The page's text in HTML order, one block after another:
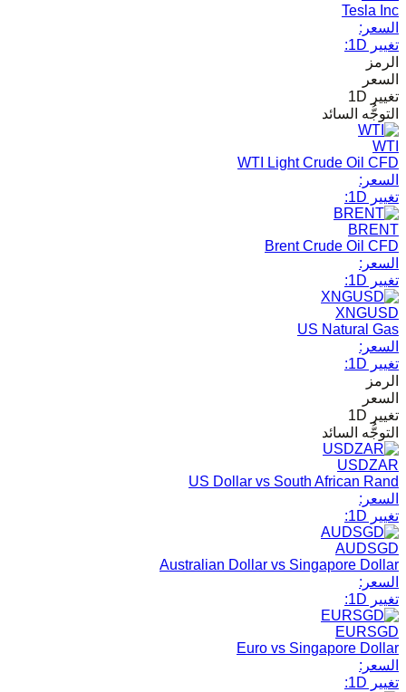
Tesla Inc
السعر:
تغيير 1D:
الرمز
السعر
تغيير 1D
التوجُّه السائد
WTI
WTI Light Crude Oil CFD
السعر:
تغيير 1D:
BRENT
Brent Crude Oil CFD
السعر:
تغيير 1D:
XNGUSD
US Natural Gas
السعر:
تغيير 1D:
الرمز
السعر
تغيير 1D
التوجُّه السائد
USDZAR
US Dollar vs South African Rand
السعر:
تغيير 1D:
AUDSGD
Australian Dollar vs Singapore Dollar
السعر:
تغيير 1D:
EURSGD
Euro vs Singapore Dollar
السعر:
تغيير 1D: